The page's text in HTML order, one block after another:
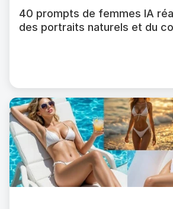
40 prompts de femmes IA
des portraits naturels et du